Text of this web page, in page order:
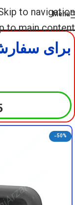
to navigation
to main content
Menu
برای
-50%
DigiArzanSara